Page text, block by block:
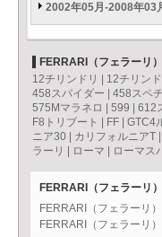
2002年05月-2008年03
FERRARI（フェラーリ
12チリンドリ
12チリン
458スパイダー
458スペ
575Mマラネロ
599 612
F8トリブート
FF GTC4
ニア30
カリフォルニアT
ラーリ
ローマ ローマス
FERRARI（フェラーリ
FERRARI（フェラーリ
FERRARI（フェラーリ